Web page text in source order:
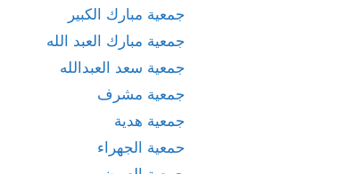
جمعية مبارك الكبير
جمعية مبارك العبد الله
جمعية سعد العبدالله
جمعية مشرف
جمعية هدية
حمعية الجهراء